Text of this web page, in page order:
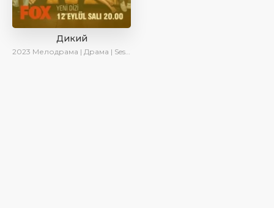
Дикий
2023 Мелодрама | Драма | SesDizi | AlisaDirilis | Сериалы 2023